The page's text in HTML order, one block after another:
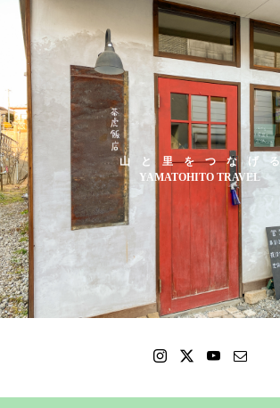
山 と 里 を つ な げ る
YAMATOHITO TRAVEL